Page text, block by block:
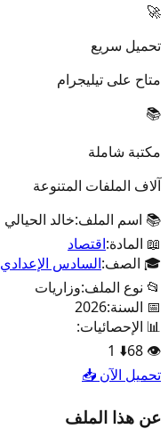
🚀
تحميل سريع
متاح على تيليجرام
📚
مكتبة شاملة
آلاف الملفات المتنوعة
📚 اسم الملف:خالد الحيالي
📖 المادة:اقتصاد
🎓 الصف:السادس الإعدادي
📂 نوع الملف:وزاريات
📅 السنة:2026
📊 الإحصائيات:
👁️
68
⬇️
1
تحميل الآن 📥
عن هذا الملف